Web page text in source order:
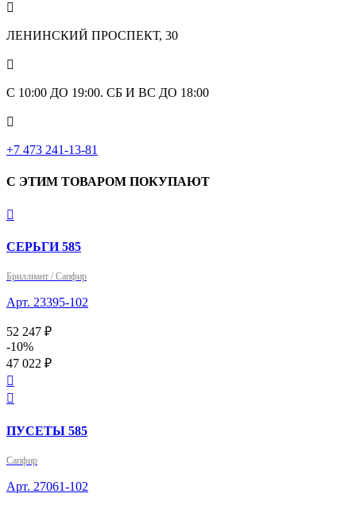

ЛЕНИНСКИЙ ПРОСПЕКТ, 30

С 10:00 ДО 19:00. СБ И ВС ДО 18:00

+7 473 241-13-81
С ЭТИМ ТОВАРОМ ПОКУПАЮТ

СЕРЬГИ 585
Бриллиант / Сапфир
Арт. 23395-102
52 247 ₽
-10%
47 022 ₽


ПУСЕТЫ 585
Сапфир
Арт. 27061-102